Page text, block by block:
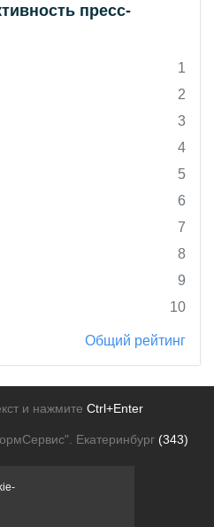
пресс-
1
2
3
4
5
6
7
8
9
10
Общий рейтинг
и нажмите Ctrl+Enter
Екатеринбург (343)